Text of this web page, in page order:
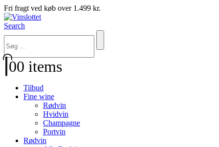
Fri fragt ved køb over 1.499 kr.
Search
00 items
Tilbud
Fine wine
Rødvin
Hvidvin
Champagne
Portvin
Rødvin